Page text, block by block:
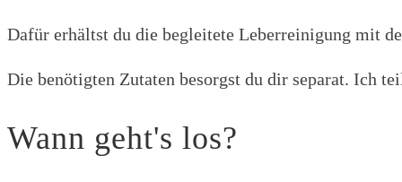
Dafür erhältst du die begleitete Leberreinigung mit
Die benötigten Zutaten besorgst du dir separat. Ich
Wann geht's los?